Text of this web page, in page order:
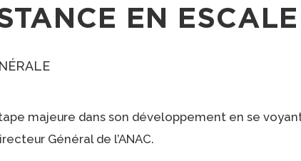
EN
majeure dans son développement en se
Général de l’ANAC.